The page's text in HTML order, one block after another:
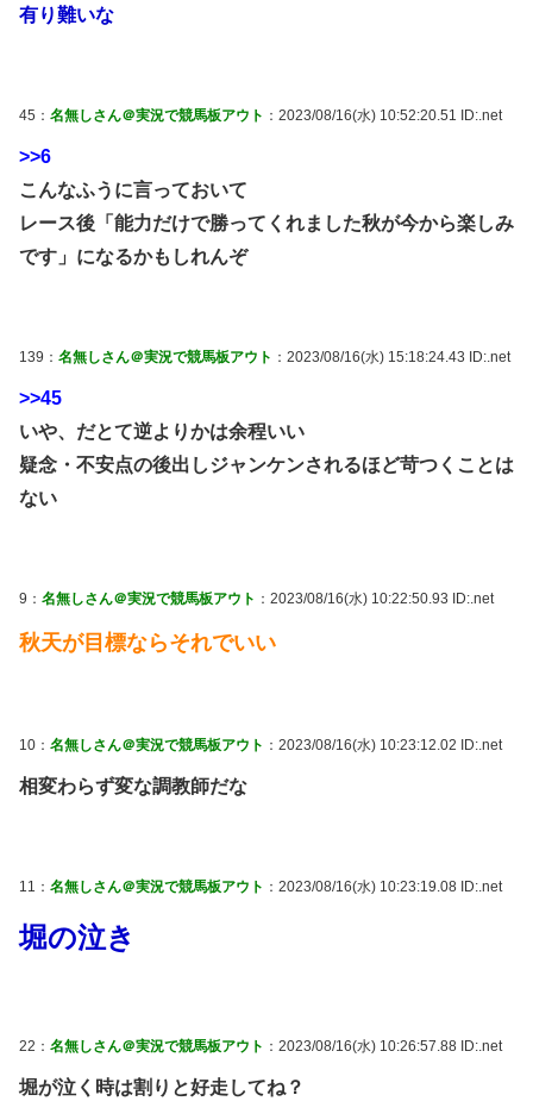
有り難いな
45： 名無しさん＠実況で競馬板アウト ：2023/08/16(水) 10:52:20.51 ID:.net
>>6
こんなふうに言っておいて
レース後「能力だけで勝ってくれました秋が今から楽しみ
です」になるかもしれんぞ
139： 名無しさん＠実況で競馬板アウト ：2023/08/16(水) 15:18:24.43 ID:.net
>>45
いや、だとて逆よりかは余程いい
疑念・不安点の後出しジャンケンされるほど苛つくことは
ない
9： 名無しさん＠実況で競馬板アウト ：2023/08/16(水) 10:22:50.93 ID:.net
秋天が目標ならそれでいい
10： 名無しさん＠実況で競馬板アウト ：2023/08/16(水) 10:23:12.02 ID:.net
相変わらず変な調教師だな
11： 名無しさん＠実況で競馬板アウト ：2023/08/16(水) 10:23:19.08 ID:.net
堀の泣き
22： 名無しさん＠実況で競馬板アウト ：2023/08/16(水) 10:26:57.88 ID:.net
堀が泣く時は割りと好走してね？